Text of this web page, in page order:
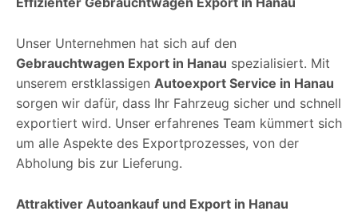
Unser Unternehmen hat sich auf den
Gebrauchtwagen Export in Hanau spezialisiert. Mit
unserem erstklassigen Autoexport Service in Hanau
sorgen wir dafür, dass Ihr Fahrzeug sicher und schnell
exportiert wird. Unser erfahrenes Team kümmert sich
um alle Aspekte des Exportprozesses, von der
Abholung bis zur Lieferung.
Attraktiver Autoankauf und Export in Hanau